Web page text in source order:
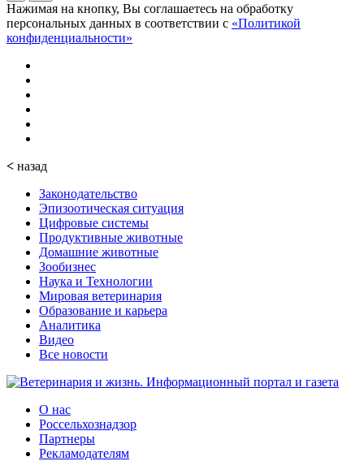
Нажимая на кнопку, Вы соглашаетесь на обработку
персональных данных в соответствии с «Политикой
конфиденциальности»
< назад
Законодательство
Эпизоотическая ситуация
Цифровые системы
Продуктивные животные
Домашние животные
Зообизнес
Наука и Технологии
Мировая ветеринария
Образование и карьера
Аналитика
Видео
Все новости
О нас
Россельхознадзор
Партнеры
Рекламодателям